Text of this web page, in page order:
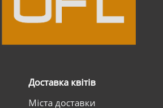
Доставка квітів
Міста доставки